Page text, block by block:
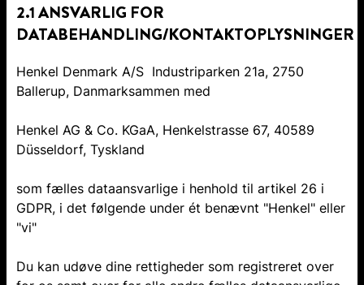
2.1 ANSVARLIG FOR
DATABEHANDLING/KONTAKTOPLYSNINGER
Henkel Denmark A/S Industriparken 21a, 2750
Ballerup, Danmarksammen med
Henkel AG & Co. KGaA, Henkelstrasse 67, 40589
Düsseldorf, Tyskland
som fælles dataansvarlige i henhold til artikel 26 i
GDPR, i det følgende under ét benævnt "Henkel" eller
"vi"
Du kan udøve dine rettigheder som registreret over